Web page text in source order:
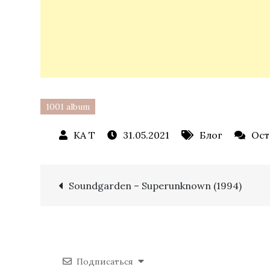
1001 album
31.05.2021 Блог
Навигация
записям
Soundgarden – Superunknown (1994)
Подписаться